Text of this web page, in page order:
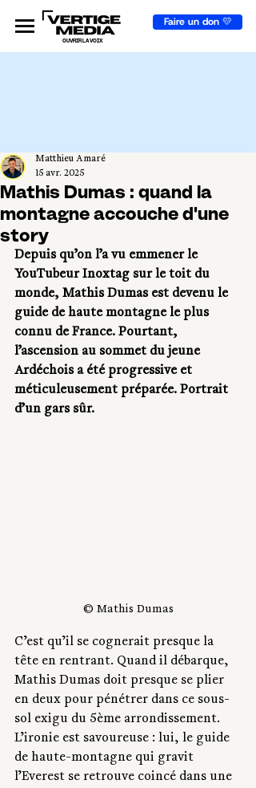
Faire un don 💛
OUVRIR LA VOIX
Mathis Dumas : quand la
montagne accouche d'une
story
Matthieu Amaré
15 avr. 2025
Depuis qu’on l’a vu emmener le
YouTubeur Inoxtag sur le toit du
monde, Mathis Dumas est devenu le
guide de haute montagne le plus
connu de France. Pourtant,
l’ascension au sommet du jeune
Ardéchois a été progressive et
méticuleusement préparée. Portrait
d’un gars sûr.
© Mathis Dumas
C’est qu’il se cognerait presque la
tête en rentrant. Quand il débarque,
Mathis Dumas doit presque se plier
en deux pour pénétrer dans ce sous-
sol exigu du 5ème arrondissement.
L’ironie est savoureuse : lui, le guide
de haute-montagne qui gravit
l’Everest se retrouve coincé dans une